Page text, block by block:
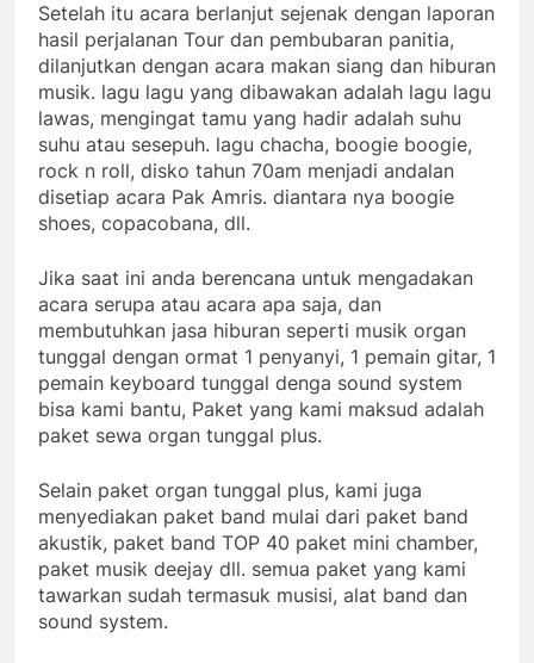
Setelah itu acara berlanjut sejenak dengan laporan
hasil perjalanan Tour dan pembubaran panitia,
dilanjutkan dengan acara makan siang dan hiburan
musik. lagu lagu yang dibawakan adalah lagu lagu
lawas, mengingat tamu yang hadir adalah suhu
suhu atau sesepuh. lagu chacha, boogie boogie,
rock n roll, disko tahun 70am menjadi andalan
disetiap acara Pak Amris. diantara nya boogie
shoes, copacobana, dll.
Jika saat ini anda berencana untuk mengadakan
acara serupa atau acara apa saja, dan
membutuhkan jasa hiburan seperti musik organ
tunggal dengan ormat 1 penyanyi, 1 pemain gitar, 1
pemain keyboard tunggal denga sound system
bisa kami bantu, Paket yang kami maksud adalah
paket sewa organ tunggal plus.
Selain paket organ tunggal plus, kami juga
menyediakan paket band mulai dari paket band
akustik, paket band TOP 40 paket mini chamber,
paket musik deejay dll. semua paket yang kami
tawarkan sudah termasuk musisi, alat band dan
sound system.